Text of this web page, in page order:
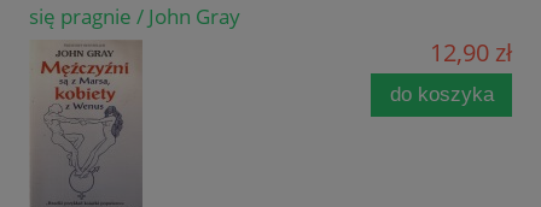
się pragnie / John Gray
12,90 zł
do koszyka